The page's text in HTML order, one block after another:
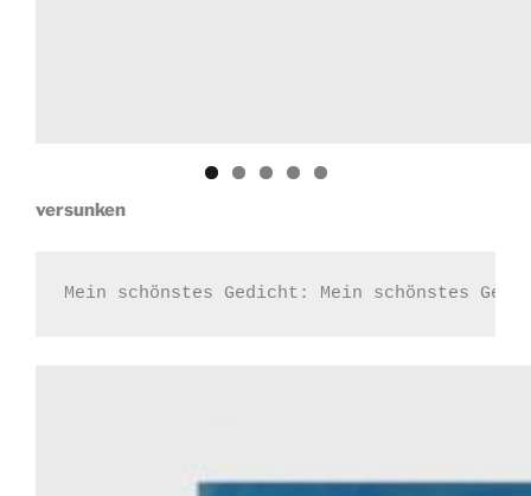
versunken
Mein schönstes Gedicht: Mein schönstes